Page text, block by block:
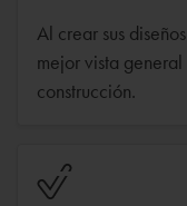
Al crear sus
mejor vista
construcción.